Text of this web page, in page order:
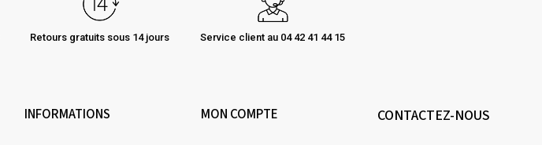
Retours gratuits sous 14 jours Service client au 04 42 41 44 15
INFORMATIONS MON COMPTE CONTACTEZ-NOUS